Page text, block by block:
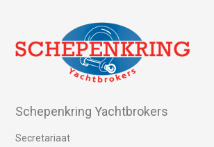
Schepenkring Yachtbrokers
Secretariaat